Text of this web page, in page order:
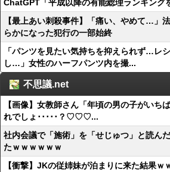
ChatGPT「平成以降の有能総理ランキング
【最上あい刺殺事件】「痛い、やめて…」
らかになった犯行の一部始終
「パンツを見たい気持ちを抑えられず…レ
し…」女性のハーフパンツ内を撮...
不思議.net
【画像】女教師さん「年頃の男の子がいち
れでしょ･････？♡♡♡...
社内会議で「施術」を「せじゅつ」と読ん
たｗｗｗｗｗｗ
【衝撃】JKの従姉妹が泊まりに来た結果ｗ